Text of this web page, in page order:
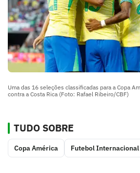
Uma das 16 seleções classificadas para a Copa
contra a Costa Rica (Foto: Rafael Ribeiro/CBF)
TUDO SOBRE
Copa América Futebol Internacional